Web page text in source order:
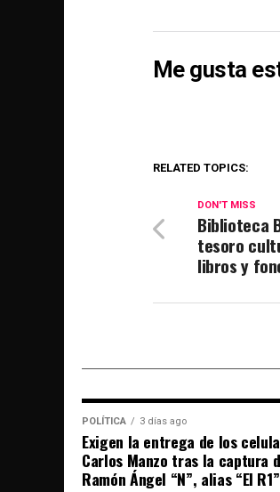
Me gusta
RELATED TOPICS:
DON'T MISS
Biblioteca
tesoro
libros y
POLÍTICA 3 días ago
Exigen la entrega de los
Carlos Manzo tras la captura
Ramón Ángel “N”, alias “El R1”